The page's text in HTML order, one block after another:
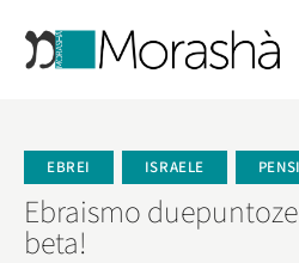
EBREI ISRAELE
Ebraismo
beta!